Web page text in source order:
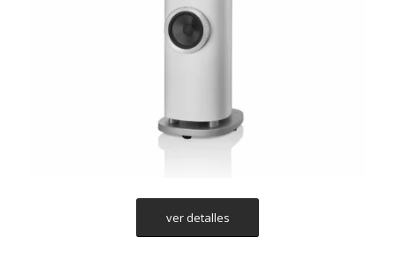
ver detalles